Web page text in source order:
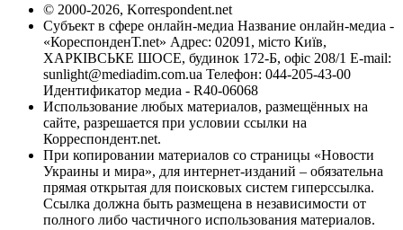
© 2000-2026, Korrespondent.net
Субъект в сфере онлайн-медиа Название онлайн-медиа -
«КореспонденТ.net» Адрес: 02091, місто Київ,
ХАРКІВСЬКЕ ШОСЕ, будинок 172-Б, офіс 208/1 E-mail:
sunlight@mediadim.com.ua Телефон: 044-205-43-00
Идентификатор медиа - R40-06068
Использование любых материалов, размещённых на
сайте, разрешается при условии ссылки на
Корреспондент.net.
При копировании материалов со страницы «Новости
Украины и мира», для интернет-изданий – обязательна
прямая открытая для поисковых систем гиперссылка.
Ссылка должна быть размещена в независимости от
полного либо частичного использования материалов.